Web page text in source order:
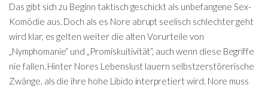
Das gibt sich zu Beginn taktisch geschickt als unbefangene Sex-
Komödie aus. Doch als es Nore abrupt seelisch schlechter geht
wird klar, es gelten weiter die alten Vorurteile von
„Nymphomanie“ und „Promiskuitivität“, auch wenn diese Begriffe
nie fallen. Hinter Nores Lebenslust lauern selbstzerstörerische
Zwänge, als die ihre hohe Libido interpretiert wird. Nore muss